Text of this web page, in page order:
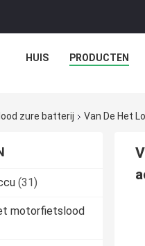
HUIS PRODUCTEN
zure batterij Van De Het
(31)
motorfietslood